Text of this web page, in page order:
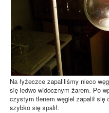
Na łyżeczce zapaliliśmy nieco
się ledwo widocznym żarem. Po
czystym tlenem węgiel zapalił się
szybko się spalił.